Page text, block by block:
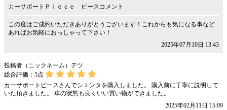
カーサポートＰｉｅｃｅ ピースコメント
この度はご成約いただきありがとうございます！これからも気になる事など
あればお気軽におっしゃって下さい！
2025年07月10日 13:43
投稿者（ニックネーム）テツ
総合評価： 5点
カーサポートピースさんでシエンタを購入しました。 購入前に丁寧に説明して
いた頂きました。 車の状態も良くいい買い物ができました。
2025年02月11日 15:09